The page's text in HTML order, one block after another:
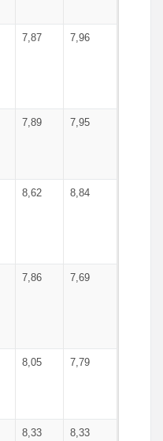
7,87 7,96
7,89 7,95
8,62 8,84
7,86 7,69
8,05 7,79
8,33 8,33